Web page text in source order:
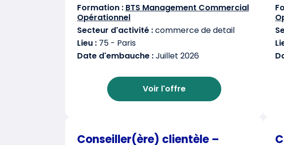
Formation : BTS Management Commercial
Opérationnel
Secteur d'activité :commerce de detail
Lieu : 75 - Paris
Date d'embauche :Juillet 2026
Voir l'offre
Conseiller(ère) clientèle –